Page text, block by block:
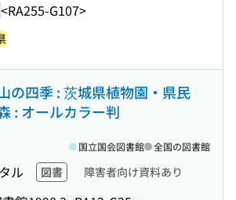
<RA255-G107>
の四季 : 茨城県植物園・県民
: オールカラー判
ル 図書 障害者向け資料あり
国立国会図書館 全国の図書館